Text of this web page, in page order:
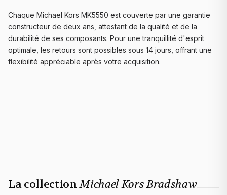
Chaque Michael Kors MK5550 est couverte par une garantie
constructeur de deux ans, attestant de la qualité et de la
durabilité de ses composants. Pour une tranquillité d'esprit
optimale, les retours sont possibles sous 14 jours, offrant une
flexibilité appréciable après votre acquisition.
La collectionMichael Kors Bradshaw